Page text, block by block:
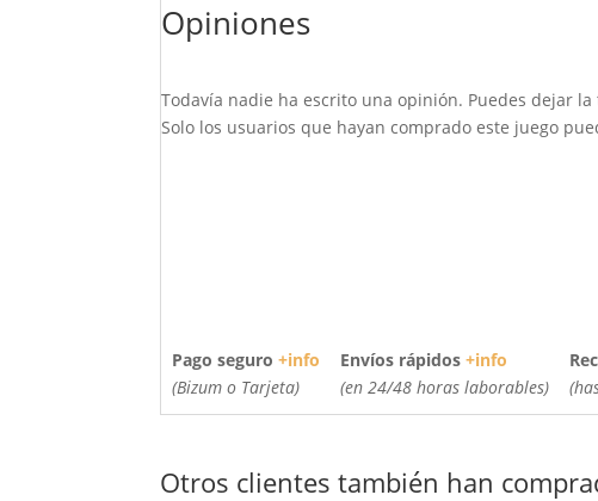
Opiniones
Todavía nadie ha escrito una opinión. Puedes dejar
Solo los usuarios que hayan comprado este juego
Pago seguro +info
(Bizum o Tarjeta)
Envíos rápidos +info
(en 24/48 horas laborables)
Otros clientes también han